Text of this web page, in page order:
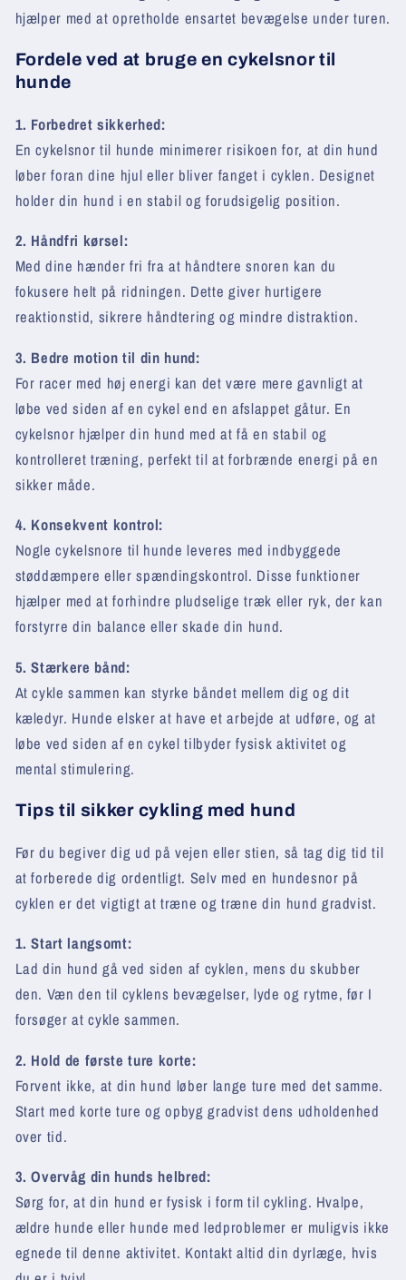
hjælper med at opretholde ensartet bevægelse under turen.
Fordele ved at bruge en cykelsnor til
hunde
1. Forbedret sikkerhed:
En cykelsnor til hunde minimerer risikoen for, at din hund
løber foran dine hjul eller bliver fanget i cyklen. Designet
holder din hund i en stabil og forudsigelig position.
2. Håndfri kørsel:
Med dine hænder fri fra at håndtere snoren kan du
fokusere helt på ridningen. Dette giver hurtigere
reaktionstid, sikrere håndtering og mindre distraktion.
3. Bedre motion til din hund:
For racer med høj energi kan det være mere gavnligt at
løbe ved siden af en cykel end en afslappet gåtur. En
cykelsnor hjælper din hund med at få en stabil og
kontrolleret træning, perfekt til at forbrænde energi på en
sikker måde.
4. Konsekvent kontrol:
Nogle cykelsnore til hunde leveres med indbyggede
støddæmpere eller spændingskontrol. Disse funktioner
hjælper med at forhindre pludselige træk eller ryk, der kan
forstyrre din balance eller skade din hund.
5. Stærkere bånd:
At cykle sammen kan styrke båndet mellem dig og dit
kæledyr. Hunde elsker at have et arbejde at udføre, og at
løbe ved siden af en cykel tilbyder fysisk aktivitet og
mental stimulering.
Tips til sikker cykling med hund
Før du begiver dig ud på vejen eller stien, så tag dig tid til
at forberede dig ordentligt. Selv med en hundesnor på
cyklen er det vigtigt at træne og træne din hund gradvist.
1. Start langsomt:
Lad din hund gå ved siden af cyklen, mens du skubber
den. Væn den til cyklens bevægelser, lyde og rytme, før I
forsøger at cykle sammen.
2. Hold de første ture korte:
Forvent ikke, at din hund løber lange ture med det samme.
Start med korte ture og opbyg gradvist dens udholdenhed
over tid.
3. Overvåg din hunds helbred:
Sørg for, at din hund er fysisk i form til cykling. Hvalpe,
ældre hunde eller hunde med ledproblemer er muligvis ikke
egnede til denne aktivitet. Kontakt altid din dyrlæge, hvis